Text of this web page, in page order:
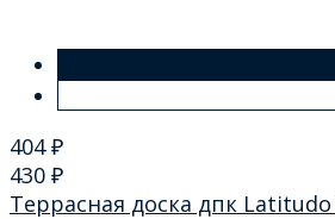
404₽
430 ₽
Террасная доска дпк